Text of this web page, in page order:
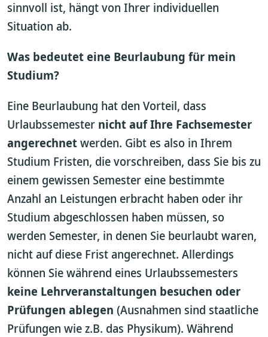
sinnvoll ist, hängt von Ihrer individuellen
Situation ab.
Was bedeutet eine Beurlaubung für mein
Studium?
Eine Beurlaubung hat den Vorteil, dass
Urlaubssemester nicht auf Ihre Fachsemester
angerechnetwerden. Gibt es also in Ihrem
Studium Fristen, die vorschreiben, dass Sie bis zu
einem gewissen Semester eine bestimmte
Anzahl an Leistungen erbracht haben oder ihr
Studium abgeschlossen haben müssen, so
werden Semester, in denen Sie beurlaubt waren,
nicht auf diese Frist angerechnet. Allerdings
können Sie während eines Urlaubssemesters
keine Lehrveranstaltungen besuchen oder
Prüfungen ablegen (Ausnahmen sind staatliche
Prüfungen wie z.B. das Physikum). Während